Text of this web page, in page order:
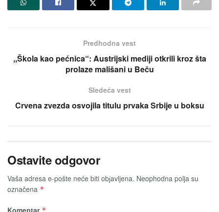
Predhodna vest
,,Škola kao pećnica“: Austrijski mediji otkrili kroz šta
prolaze mališani u Beču
Sledeća vest
Crvena zvezda osvojila titulu prvaka Srbije u boksu
Ostavite odgovor
Vaša adresa e-pošte neće biti obјavljena. Neophodna polja su
označena *
Komentar